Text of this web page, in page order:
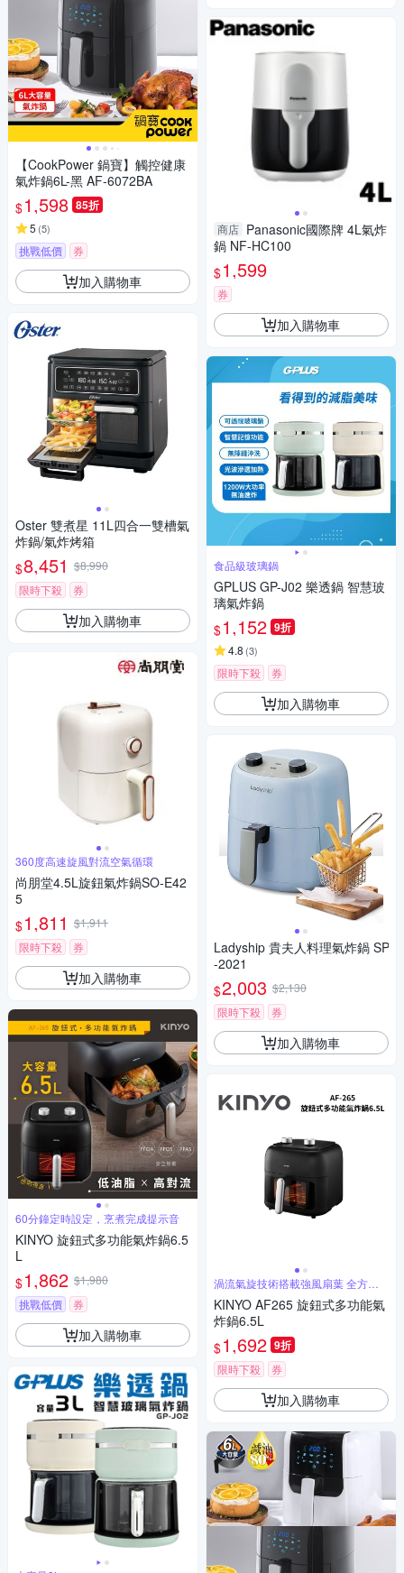
【CookPower 鍋寶】觸控健康
氣炸鍋6L-黑 AF-6072BA
$1,598 85折
5 (5)
挑戰低價 券
加入購物車
Oster 雙煮星 11L四合一雙槽氣
炸鍋/氣炸烤箱
$8,451 $8,990
限時下殺
券
加入購物車
360度高速旋風對流空氣循環
尚朋堂4.5L旋鈕氣炸鍋SO-E42
5
$1,811 $1,911
限時下殺
券
加入購物車
60分鐘定時設定，烹煮完成提示音
KINYO 旋鈕式多功能氣炸鍋6.5
L
$1,862 $1,980
挑戰低價
券
加入購物車
商店 Panasonic國際牌 4L氣炸
鍋 NF-HC100
$1,599
券
加入購物車
食品級玻璃鍋
GPLUS GP-J02 樂透鍋 智慧玻
璃氣炸鍋
$1,152 9折
4.8 (3)
限時下殺 券
加入購物車
Ladyship 貴夫人料理氣炸鍋 SP
-2021
$2,003 $2,130
限時下殺
券
加入購物車
渦流氣旋技術搭載強風扇葉 全方位
熱對流
KINYO AF265 旋鈕式多功能氣
炸鍋6.5L
$1,692 9折
限時下殺 券
加入購物車